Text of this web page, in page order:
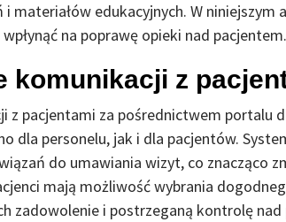
materiałów edukacyjnych. W
na poprawę opieki nad pacjentem.
komunikacji z
z pacjentami za pośrednictwem portalu
dla personelu, jak i dla pacjentów.
do umawiania wizyt, co znacząco
mają możliwość wybrania
zadowolenie i postrzeganą kontrolę